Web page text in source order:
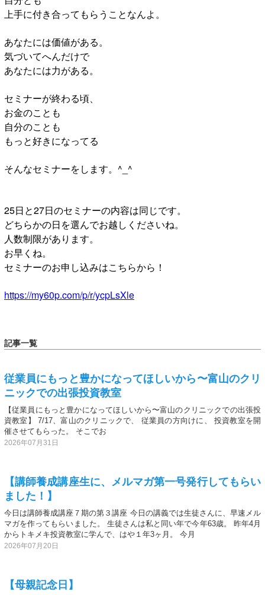
上手に付き合ってもらうことなんよ。
あなたには価値がある。
気づいてへんだけで
あなたには力がある。
セミナーが終わる頃、
お金のことも
自分のことも
もっと好きになってる
そんなセミナーをします。^_^
25日と27日のセミナーの内容は同じです。
どちらかの日を選んでお越しくださいね。
人数制限があります。
お早くね。
セミナーのお申し込みはこちらから！
https://my60p.com/p/r/ycpLsXle
記事一覧
従業員にもっと豊かになってほしいから〜富山のクリ
ニックでの出張投資教室
【従業員にもっと豊かになってほしいから〜富山のクリニックでの出張投
資教室】 7/17、富山のクリニックで、 従業員の方向けに、 投資教室を開
催させてもらった。 そこでお
2026年07月31日
【講師養成講座生に、メルマガ第一号発行してもらい
ました！】
今日は講師養成講座７期の第３講座 今日の講義では生徒さんに、早速メル
マガを作ってもらいました。 生徒さんは私と同い年で今年63歳。 昨年4月
からトキメキ投資教室に学んで、はや１年3ヶ月。 今月
2026年07月20日
【母親記念日】